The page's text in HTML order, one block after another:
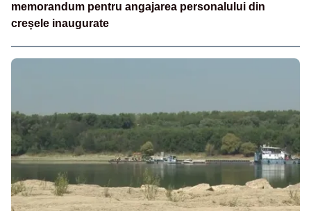
memorandum pentru angajarea personalului din
creșele inaugurate